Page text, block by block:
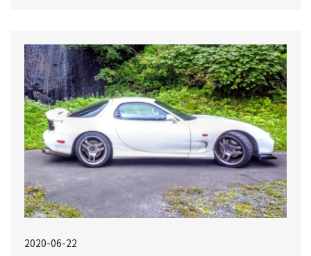
2020-06-22